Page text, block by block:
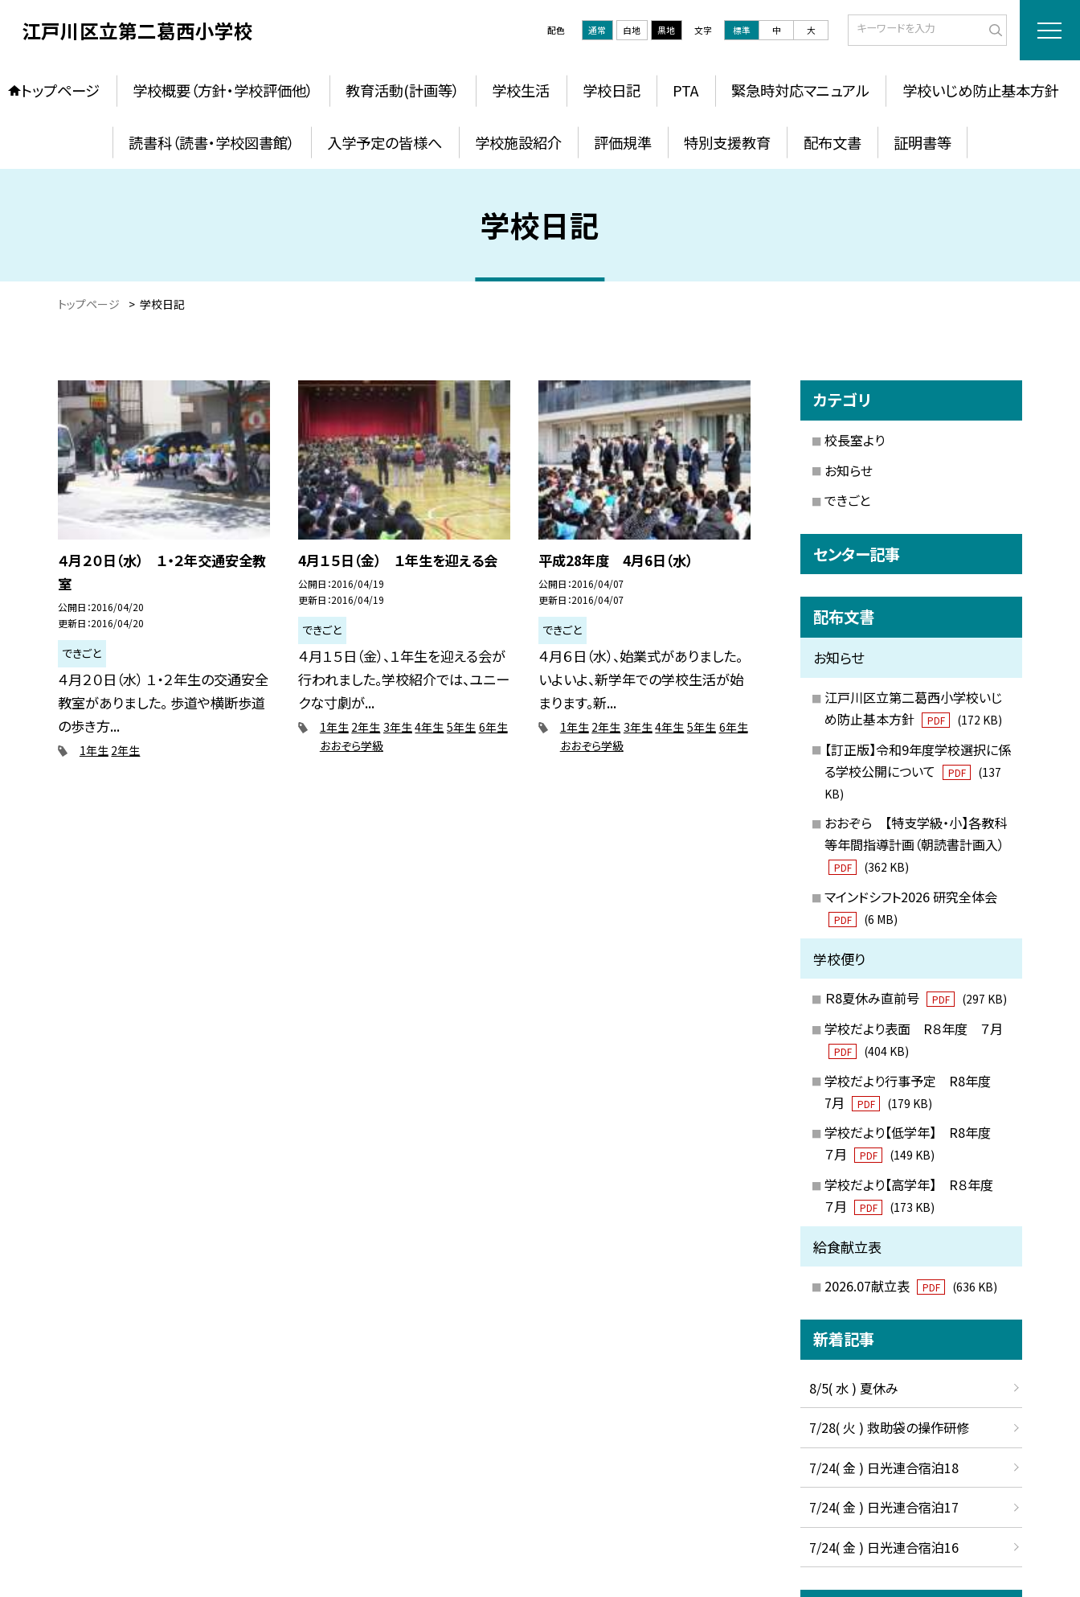
江戸川区立第二葛西小学校 配色 通常 白地 黒地 文字 標準 中 大
トップページ 学校概要（方針・学校評価他） 教育活動(計画等） 学校生活 学校日記 PTA 緊急時対応マニュアル 学校いじめ防止基本方針
読書科（読書・学校図書館） 入学予定の皆様へ 学校施設紹介 評価規準 特別支援教育 配布文書 証明書等
学校日記
トップページ > 学校日記
４月２０日（水） １・２年交通安全教
室
公開日 2016/04/20
更新日 2016/04/20
できごと
４月２０日（水） １・２年生の交通安全
教室がありました。 歩道や横断歩道
の歩き方...
1年生 2年生
4月１５日（金） １年生を迎える会
公開日 2016/04/19
更新日 2016/04/19
できごと
４月１５日（金）、１年生を迎える会が
行われました。学校紹介では、ユニー
クな寸劇が...
1年生 2年生 3年生 4年生 5年生 6年生
おおぞら学級
平成28年度 4月6日（水）
公開日 2016/04/07
更新日 2016/04/07
できごと
４月６日（水）、始業式がありました。
いよいよ、新学年での学校生活が始
まります。新...
1年生 2年生 3年生 4年生 5年生 6年生
おおぞら学級
カテゴリ
校長室より
お知らせ
できごと
センター記事
配布文書
お知らせ
江戸川区立第二葛西小学校いじ
め防止基本方針
PDF (172 KB)
【訂正版】令和9年度学校選択に係
る学校公開について
PDF
(137
KB)
おおぞら 【特支学級・小】各教科
等年間指導計画（朝読書計画入）
PDF (362 KB)
マインドシフト2026 研究全体会
PDF (6 MB)
学校便り
Ｒ8夏休み直前号 PDF (297 KB)
学校だより表面 R８年度 ７月
PDF (404 KB)
学校だより行事予定 R8年度
7月
PDF (179 KB)
学校だより【低学年】 R8年度
７月
PDF (149 KB)
学校だより【高学年】 R８年度
７月
PDF (173 KB)
給食献立表
2026.07献立表 PDF (636 KB)
新着記事
8/5( 水 ) 夏休み
7/28( 火 ) 救助袋の操作研修
7/24( 金 ) 日光連合宿泊18
7/24( 金 ) 日光連合宿泊17
7/24( 金 ) 日光連合宿泊16